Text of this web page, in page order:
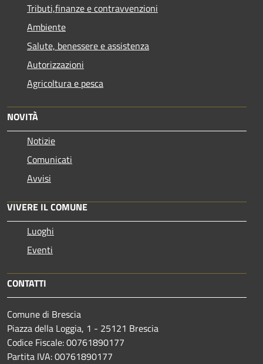
Tributi,finanze e contravvenzioni
Ambiente
Salute, benessere e assistenza
Autorizzazioni
Agricoltura e pesca
NOVITÀ
Notizie
Comunicati
Avvisi
VIVERE IL COMUNE
Luoghi
Eventi
CONTATTI
Comune di Brescia
Piazza della Loggia, 1 - 25121 Brescia
Codice Fiscale: 00761890177
Partita IVA: 00761890177